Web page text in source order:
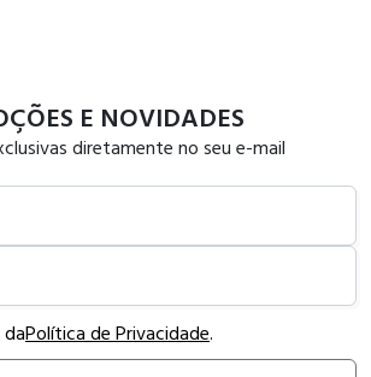
E NOVIDADES
diretamente no seu e-mail
Política de Privacidade.